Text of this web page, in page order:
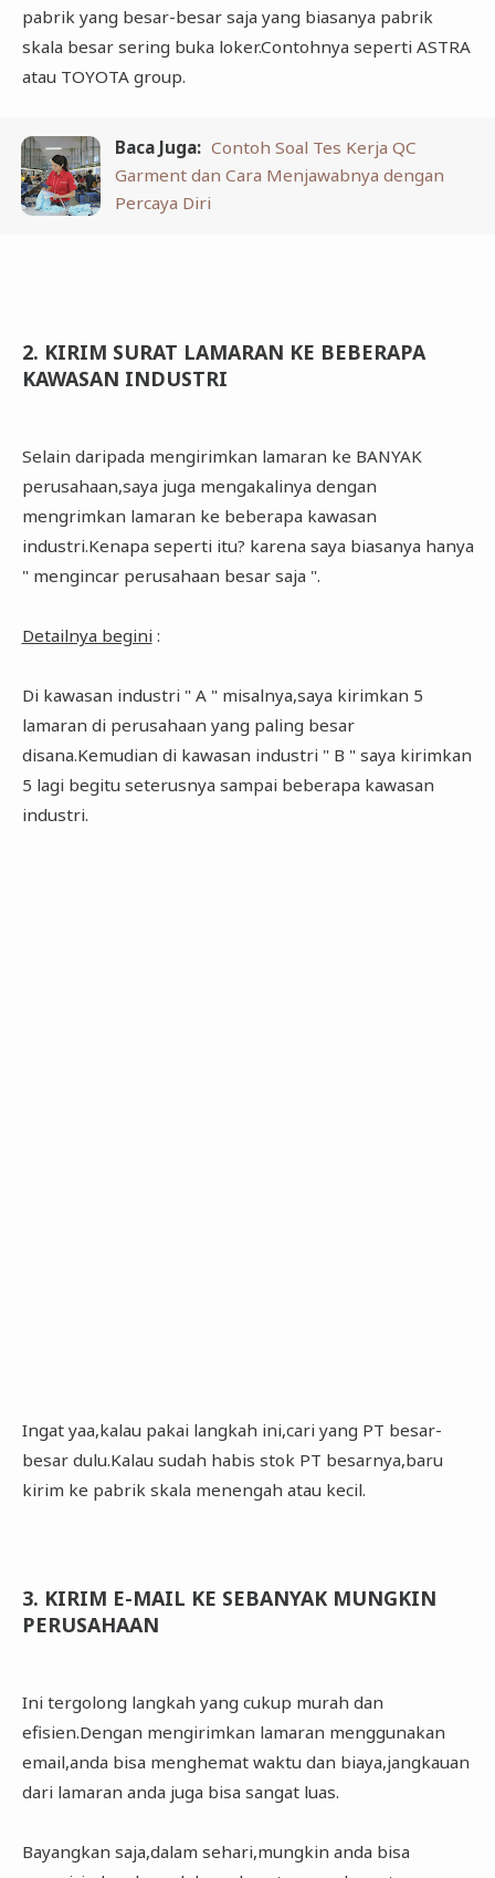
pabrik yang besar-besar saja yang biasanya pabrik
skala besar sering buka loker.Contohnya seperti ASTRA
atau TOYOTA group.
Baca Juga: Contoh Soal Tes Kerja QC
Garment dan Cara Menjawabnya dengan
Percaya Diri
2. KIRIM SURAT LAMARAN KE BEBERAPA
KAWASAN INDUSTRI
Selain daripada mengirimkan lamaran ke BANYAK
perusahaan,saya juga mengakalinya dengan
mengrimkan lamaran ke beberapa kawasan
industri.Kenapa seperti itu? karena saya biasanya hanya
" mengincar perusahaan besar saja ".
Detailnya begini :
Di kawasan industri " A " misalnya,saya kirimkan 5
lamaran di perusahaan yang paling besar
disana.Kemudian di kawasan industri " B " saya kirimkan
5 lagi begitu seterusnya sampai beberapa kawasan
industri.
Ingat yaa,kalau pakai langkah ini,cari yang PT besar-
besar dulu.Kalau sudah habis stok PT besarnya,baru
kirim ke pabrik skala menengah atau kecil.
3. KIRIM E-MAIL KE SEBANYAK MUNGKIN
PERUSAHAAN
Ini tergolong langkah yang cukup murah dan
efisien.Dengan mengirimkan lamaran menggunakan
email,anda bisa menghemat waktu dan biaya,jangkauan
dari lamaran anda juga bisa sangat luas.
Bayangkan saja,dalam sehari,mungkin anda bisa